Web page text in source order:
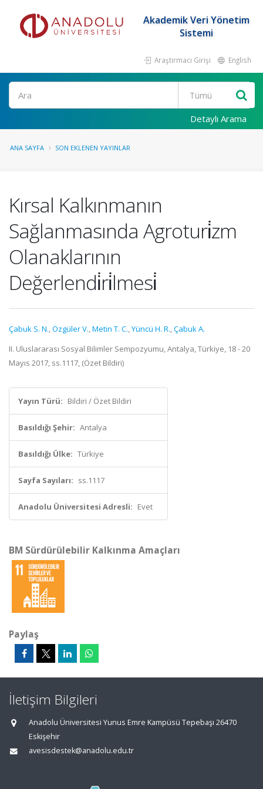
Akademik Veri Yönetim
Sistemi
Araştırmacı Girişi English
Ara
Detaylı Arama
ANA SAYFA SON EKLENEN YAYINLAR
Kırsal Kalkınmanın
Sağlanmasında Agroturi̇zm
Olanaklarının
Değerlendi̇ri̇lmesi̇
Çabuk S. N.,Özgüler V.,Metin T. C.,Yüncü H. R.,Çabuk A.
II. Uluslararası Sosyal Bilimler Sempozyumu, Antalya, Türkiye, 18 - 20
Mayıs 2017, ss.1117, (Özet Bildiri)
Yayın Türü: Bildiri / Özet Bildiri
Basıldığı Şehir: Antalya
Basıldığı Ülke: Türkiye
Sayfa Sayıları: ss.1117
Anadolu Üniversitesi Adresli: Evet
BM Sürdürülebilir Kalkınma Amaçları
Paylaş
İletişim Bilgileri
Anadolu Üniversitesi Yunus Emre Kampüsü Tepebaşı 26470
Eskişehir
avesisdestek@anadolu.edu.tr